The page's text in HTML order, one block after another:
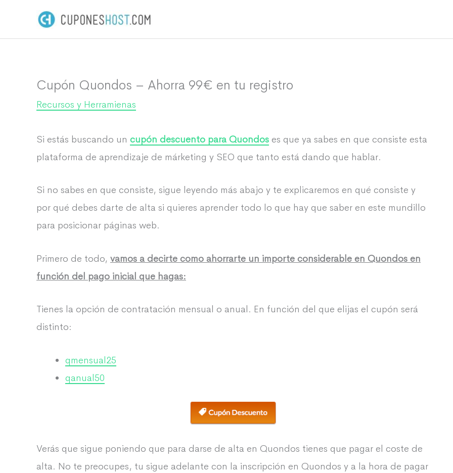
Cupón Quondos – Ahorra 99€ en tu registro
Recursos y Herramienas
Si estás buscando un cupón descuento para Quondos es que ya sabes en que consiste esta
plataforma de aprendizaje de márketing y SEO que tanto está dando que hablar.
Si no sabes en que consiste, sigue leyendo más abajo y te explicaremos en qué consiste y
por qué debes darte de alta si quieres aprender todo lo que hay que saber en este mundillo
para posicionar páginas web.
Primero de todo, vamos a decirte como ahorrarte un importe considerable en Quondos en
función del pago inicial que hagas:
Tienes la opción de contratación mensual o anual. En función del que elijas el cupón será
distinto:
qmensual25
qanual50
Verás que sigue poniendo que para darse de alta en Quondos tienes que pagar el coste de
alta. No te preocupes, tu sigue adelante con la inscripción en Quondos y a la hora de pagar